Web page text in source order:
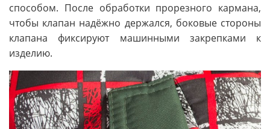
способом. После обработки прорезного кармана,
чтобы клапан надёжно держался, боковые стороны
клапана фиксируют машинными закрепками к
изделию.